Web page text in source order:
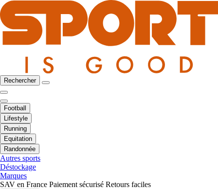
Rechercher
Football
Lifestyle
Running
Equitation
Randonnée
Autres sports
Déstockage
Marques
SAV en France Paiement sécurisé Retours faciles